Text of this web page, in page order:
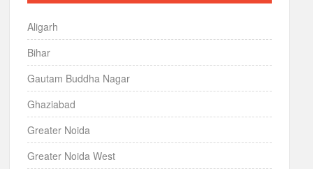
Aligarh
Bihar
Gautam Buddha Nagar
Ghaziabad
Greater Noida
Greater Noida West